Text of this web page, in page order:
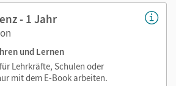
- 1 Jahr
und Lernen
Lehrkräfte, Schulen oder
mit dem E-Book arbeiten.